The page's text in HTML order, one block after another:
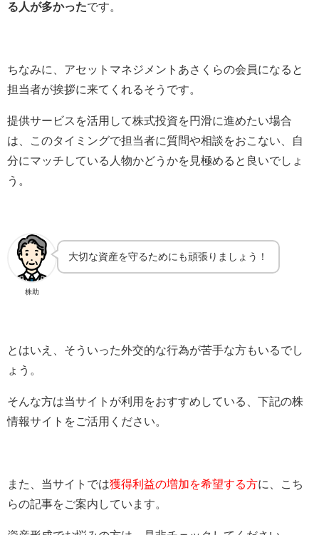
る人が多かったです。
ちなみに、アセットマネジメントあさくらの会員になると
担当者が挨拶に来てくれるそうです。
提供サービスを活用して株式投資を円滑に進めたい場合
は、このタイミングで担当者に質問や相談をおこない、自
分にマッチしている人物かどうかを見極めると良いでしょ
う。
株助
大切な資産を守るためにも頑張りましょう！
とはいえ、そういった外交的な行為が苦手な方もいるでし
ょう。
そんな方は当サイトが利用をおすすめしている、下記の株
情報サイトをご活用ください。
また、当サイトでは獲得利益の増加を希望する方に、こち
らの記事をご案内しています。